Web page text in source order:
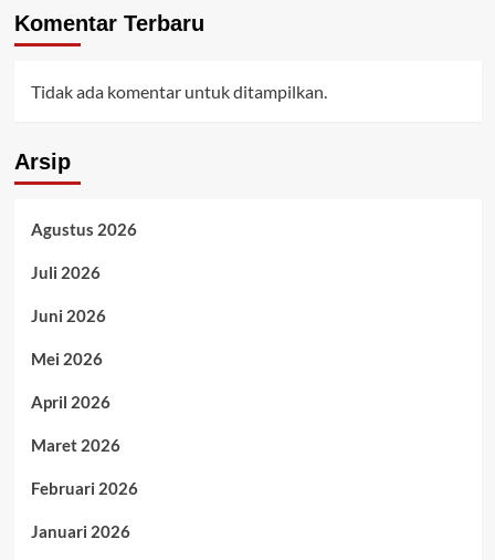
Komentar Terbaru
Tidak ada komentar untuk ditampilkan.
Arsip
Agustus 2026
Juli 2026
Juni 2026
Mei 2026
April 2026
Maret 2026
Februari 2026
Januari 2026